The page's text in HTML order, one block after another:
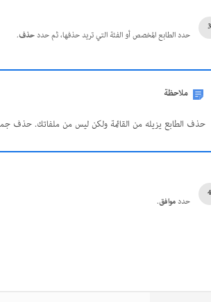
حدد الطابع المخصص أو الفئة التي تريد حذفها، ثم حددحذف.
ملاحظة
حذف الطابع يزيله من القائمة ولكن ليس من ملفاتك. حذف
حددموافق.